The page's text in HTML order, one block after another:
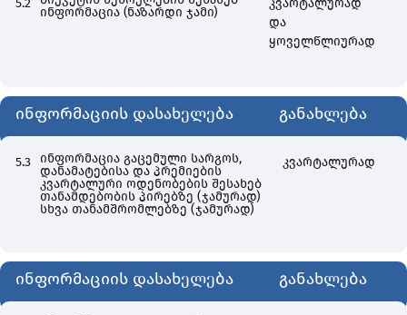
5.2
ინფორმაცია (ნაზარდი ჯამი)
კვარტალურად
და
ყოველწლიურად
ინფორმაციის დასახელება განახლება
5.3
ინფორმაცია გაცემული სარგოს,
დანამატებისა და პრემიების
კვარტალური ოდენობების შესახებ
თანამდებობის პირებზე (ჯამურად)
სხვა თანამშრომლებზე (ჯამურად)
კვარტალურად
ინფორმაციის დასახელება განახლება